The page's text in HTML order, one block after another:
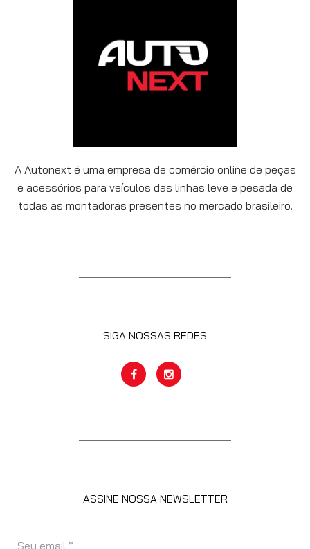
A Autonext é uma empresa de comércio online de peças
e acessórios para veículos das linhas leve e pesada de
todas as montadoras presentes no mercado brasileiro.
SIGA NOSSAS REDES
ASSINE NOSSA NEWSLETTER